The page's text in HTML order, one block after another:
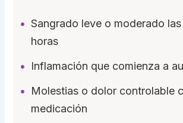
Sangrado leve o moderado
horas
Inflamación que comienza a
Molestias o dolor controlable
medicación